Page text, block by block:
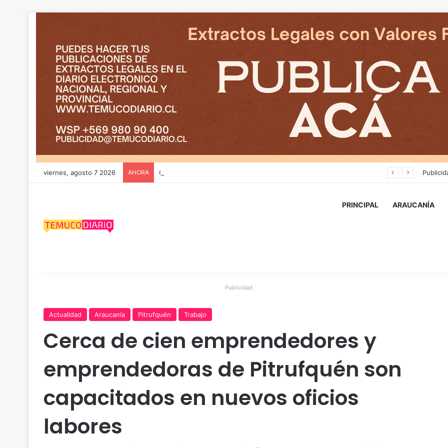
viernes, agosto 7 2026 AHORA
PRINCIPAL ARAUCANÍA
Publicidad
Actualidad Araucanía Pitrufquén Trabajo
Cerca de cien emprendedores y
emprendedoras de Pitrufquén son
capacitados en nuevos oficios
labores